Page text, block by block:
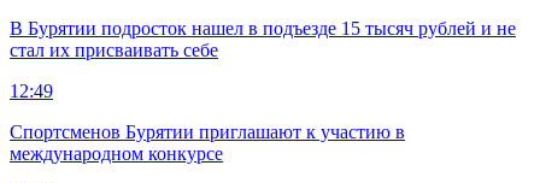
В Бурятии подросток нашел в подъезде 15 тысяч рублей и не
стал их присваивать себе
12:49
Спортсменов Бурятии приглашают к участию в
международном конкурсе